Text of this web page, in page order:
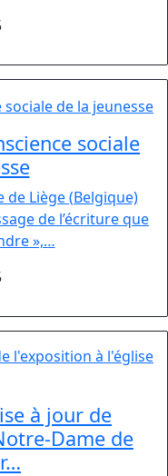
sociale
de Liège (Belgique)
de l’écriture que
»,…
à jour de
Dame de